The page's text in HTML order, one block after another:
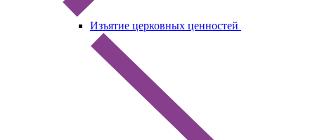
Изъятие церковных ценностей